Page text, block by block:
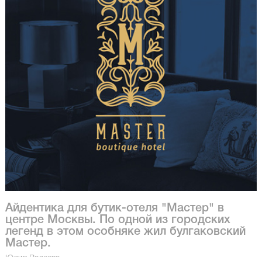
Айдентика для бутик-отеля "Мастер" в
центре Москвы. По одной из городских
легенд в этом особняке жил булгаковский
Мастер.